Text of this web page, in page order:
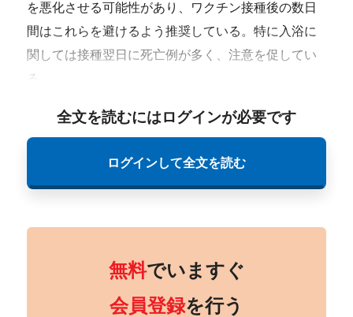
を悪化させる可能性があり、ワクチン接種後の数日
間はこれらを避けるよう推奨している。特に入浴に
関しては接種翌日に死亡例が多く、注意を促してい
る。
全文を読むにはログインが必要です
ログインして全文を読む
無料でいますぐ
会員登録を行う